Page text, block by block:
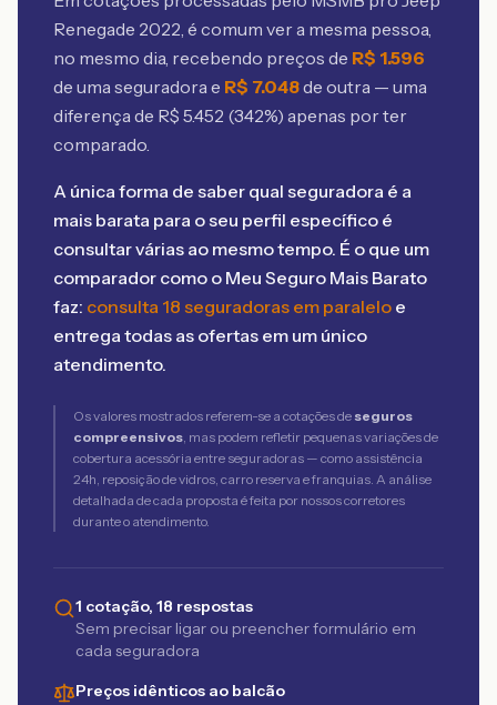
Renegade 2022, é comum ver a mesma pessoa,
no mesmo dia, recebendo preços de R$ 1.596
de uma seguradora e R$ 7.048de outra — uma
diferença de R$ 5.452 (342%) apenas por ter
comparado.
A única forma de saber qual seguradora é a
mais barata para o seu perfil específico é
consultar várias ao mesmo tempo. É o que um
comparador como o Meu Seguro Mais Barato
faz: consulta 18 seguradoras em paralelo e
entrega todas as ofertas em um único
atendimento.
Os valores mostrados referem-se a cotações de seguros
compreensivos, mas podem refletir pequenas variações de
cobertura acessória entre seguradoras — como assistência
24h, reposição de vidros, carro reserva e franquias. A análise
detalhada de cada proposta é feita por nossos corretores
durante o atendimento.
1 cotação, 18 respostas
Sem precisar ligar ou preencher formulário em
cada seguradora
Preços idênticos ao balcão